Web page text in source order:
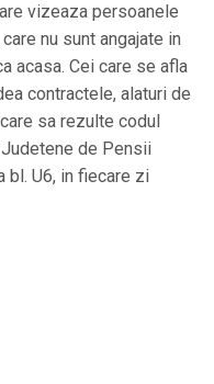
vizeaza persoanele
nu sunt angajate in
acasa. Cei care se afla
contractele, alaturi de
sa rezulte codul
de Pensii
bl. U6, in fiecare zi